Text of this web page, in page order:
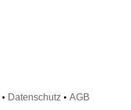
• Datenschutz • AGB